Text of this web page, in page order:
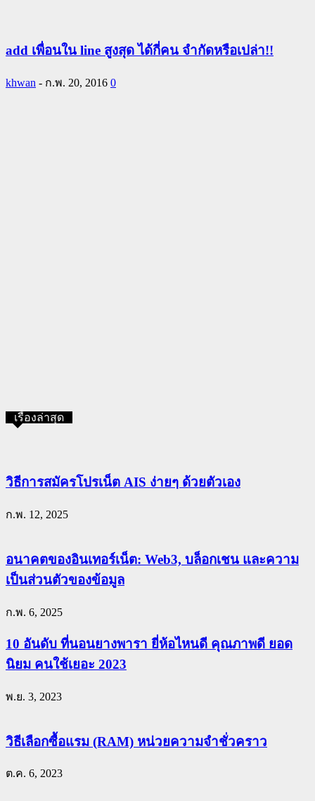
add เพื่อนใน line สูงสุด ได้กี่คน จำกัดหรือเปล่า!!
khwan - ก.พ. 20, 2016 0
เรื่องล่าสุด
วิธีการสมัครโปรเน็ต AIS ง่ายๆ ด้วยตัวเอง
ก.พ. 12, 2025
อนาคตของอินเทอร์เน็ต: Web3, บล็อกเชน และความ
เป็นส่วนตัวของข้อมูล
ก.พ. 6, 2025
10 อันดับ ที่นอนยางพารา ยี่ห้อไหนดี คุณภาพดี ยอด
นิยม คนใช้เยอะ 2023
พ.ย. 3, 2023
วิธีเลือกซื้อแรม (RAM) หน่วยความจำชั่วคราว
ต.ค. 6, 2023